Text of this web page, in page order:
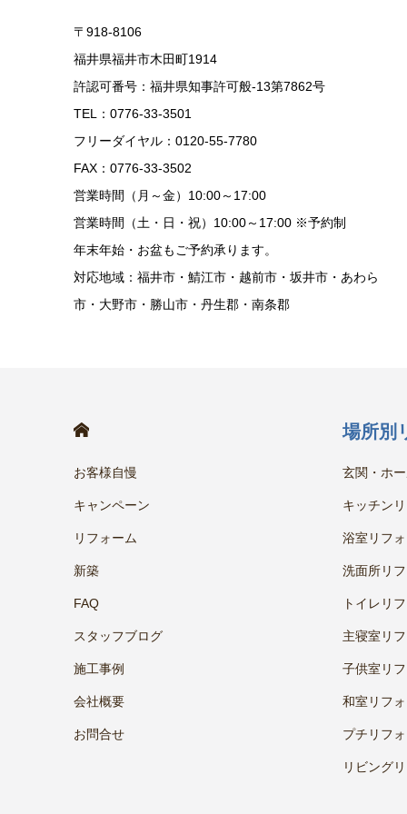
〒918-8106
福井県福井市木田町1914
許認可番号：福井県知事許可般-13第7862号
TEL：0776-33-3501
フリーダイヤル：0120-55-7780
FAX：0776-33-3502
営業時間（月～金）10:00～17:00
営業時間（土・日・祝）10:00～17:00 ※予約制
年末年始・お盆もご予約承ります。
対応地域：福井市・鯖江市・越前市・坂井市・あわら
市・大野市・勝山市・丹生郡・南条郡
お客様自慢
キャンペーン
リフォーム
新築
FAQ
スタッフブログ
施工事例
会社概要
お問合せ
場所別
玄関・ホ
キッチン
浴室リフ
洗面所リ
トイレリ
主寝室リ
子供室リ
和室リフ
プチリフ
リビング